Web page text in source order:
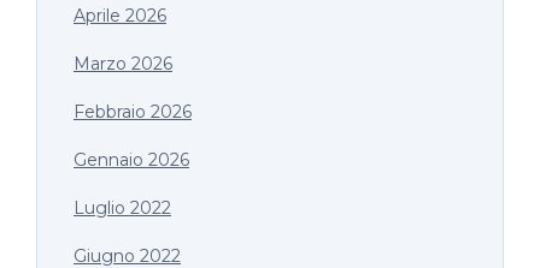
Aprile 2026
Marzo 2026
Febbraio 2026
Gennaio 2026
Luglio 2022
Giugno 2022